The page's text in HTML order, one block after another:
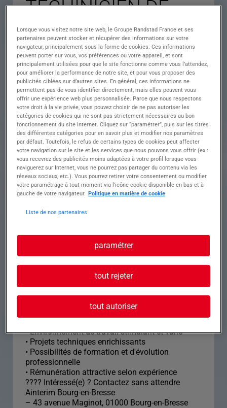
TECHINICIEN DE
MAINTENANCE H/F
Descriptif du poste : Vos missions principales :
• Assurer la maintenance préventive et corrective
des équipements électromécaniques
• Diagnostiquer et réparer les pannes
mécaniques, électriques et automatisées
• Installer et mettre en service de nouveaux
équipements industriels
• Participer à l'amélioration continue et à
l'optimisation des installations
• Respecter les normes de sécurité et de qualité
Profil recherché
• Formation technique en électromécanique,
maintenance industrielle ou automatisme
• Maîtrise des systèmes mécaniques, électriques
• Capacité à travailler en équipe et à intervenir
rapidement en situation d'urgence
• Environnement de travail stimulant et varié
• Projets techniques enrichissants
• Possibilités de formation et d'évolution
professionnelle
• Rémunération attractive selon expérience
???? Intéressé(e) ? Contactez sans attendre
Ainterim Bourg-en-Bresse
– 43 avenue Maginot, 01000 Bourg-en-Bresse
Lorsque vous visitez notre site web, le Groupe Randstad France et ses
partenaires peuvent stocker et récupérer des informations sur votre
navigateur, principalement sous la forme de cookies. Ces informations
peuvent porter sur vous, vos préférences ou votre appareil, et sont
principalement utilisées pour que le site fonctionne comme vous l’attendez,
pour améliorer la performance de notre site, et pour vous proposer des
publicités ciblées sur d’autres sites. En général, ces informations ne
permettent pas de vous identifier directement, mais elles peuvent vous
offrir une expérience web plus personnalisée. Parce que nous respectons
votre droit à la vie privée, vous pouvez choisir de ne pas autoriser les
catégories de cookies qui ne sont pas strictement nécessaires au bon
fonctionnement du site Internet. Cliquez sur “paramétrer”, puis sur les titres
des différentes catégories pour en savoir plus et modifier nos paramètres
par défaut. Toutefois, le refus de certains types de cookies peut affecter
votre navigation sur le site et les services que nous pouvons vous offrir (ex :
vous recevrez des publicités moins adaptées à votre profil lorsque vous
naviguerez sur Internet, vous ne pourrez pas partager du contenu via les
réseaux sociaux, etc.). Vous pourrez retirer votre consentement ou modifier
votre paramétrage à tout moment via l’icône cookie disponible en bas et à
gauche de votre navigateur. Politique en matière de cookie
Liste de nos partenaires
paramétrer
tout rejeter
tout autoriser